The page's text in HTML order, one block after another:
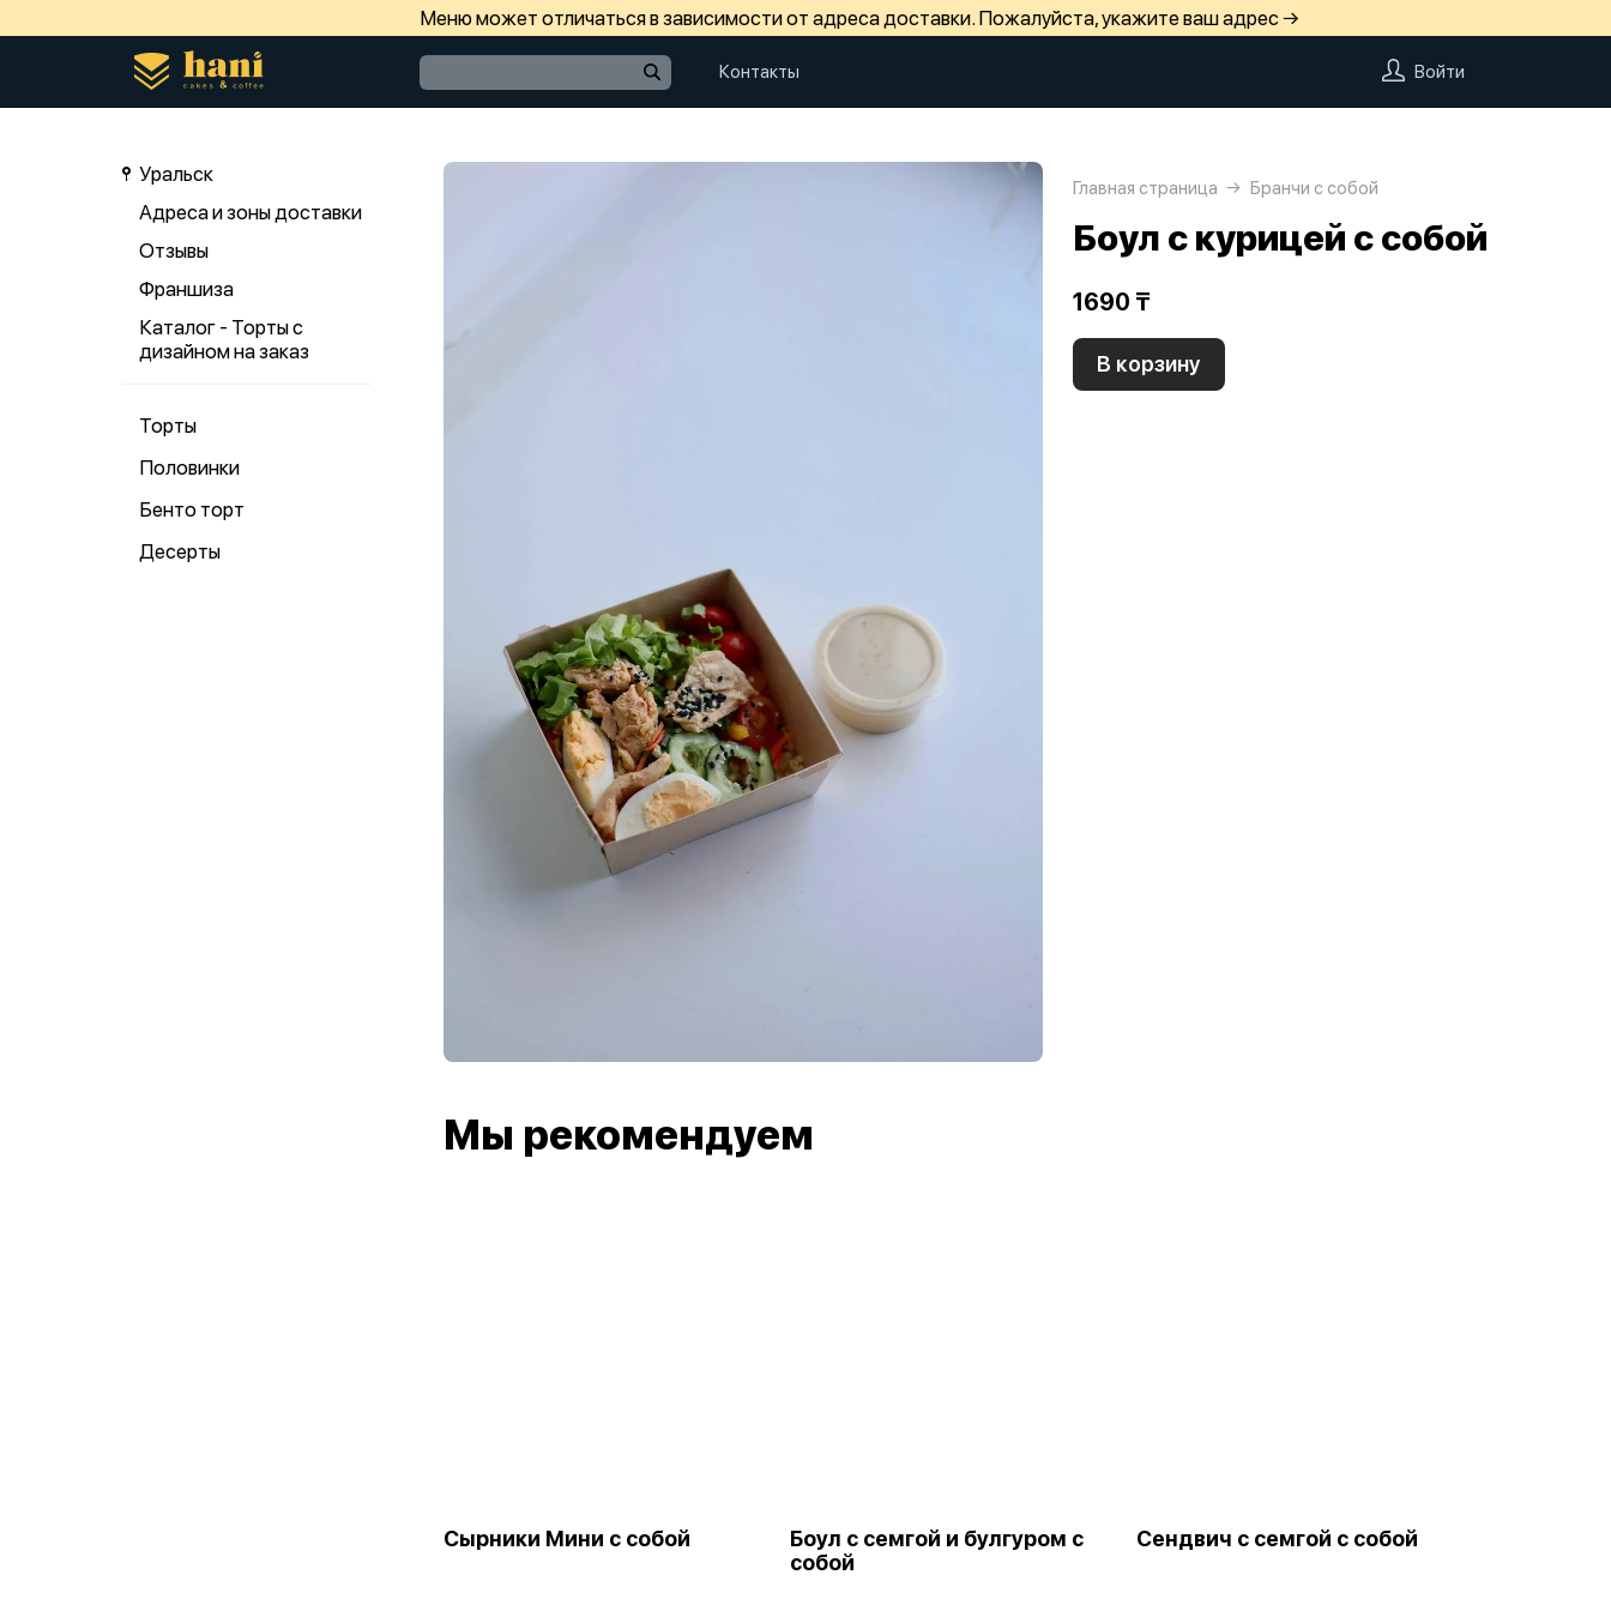
Меню может отличаться в зависимости от адреса доставки. Пожалуйста, укажите ваш адрес →
Контакты Войти
Уральск
Адреса и зоны доставки
Отзывы
Франшиза
Каталог - Торты с
дизайном на заказ
Торты
Половинки
Бенто торт
Десерты
Главная страница Бранчи с собой
Боул с курицей с собой
1690 ₸
В корзину
Мы рекомендуем
Сырники Мини с собой
Боул с семгой и булгуром с
собой
Сендвич с семгой с собой